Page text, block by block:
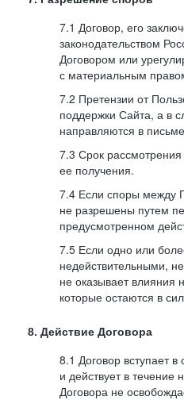
7.1 Договор, его
законодательством
Договором или
с материальным
7.2 Претензии от
поддержки Сайта, а в
направляются в
7.3 Срок
ее получения.
7.4 Если споры между
не разрешены путем
предусмотренном
7.5 Если одно или
недействительными,
не оказывает влияния
которые остаются в
8. Действие Договора
8.1 Договор вступает
и действует в
Договора не